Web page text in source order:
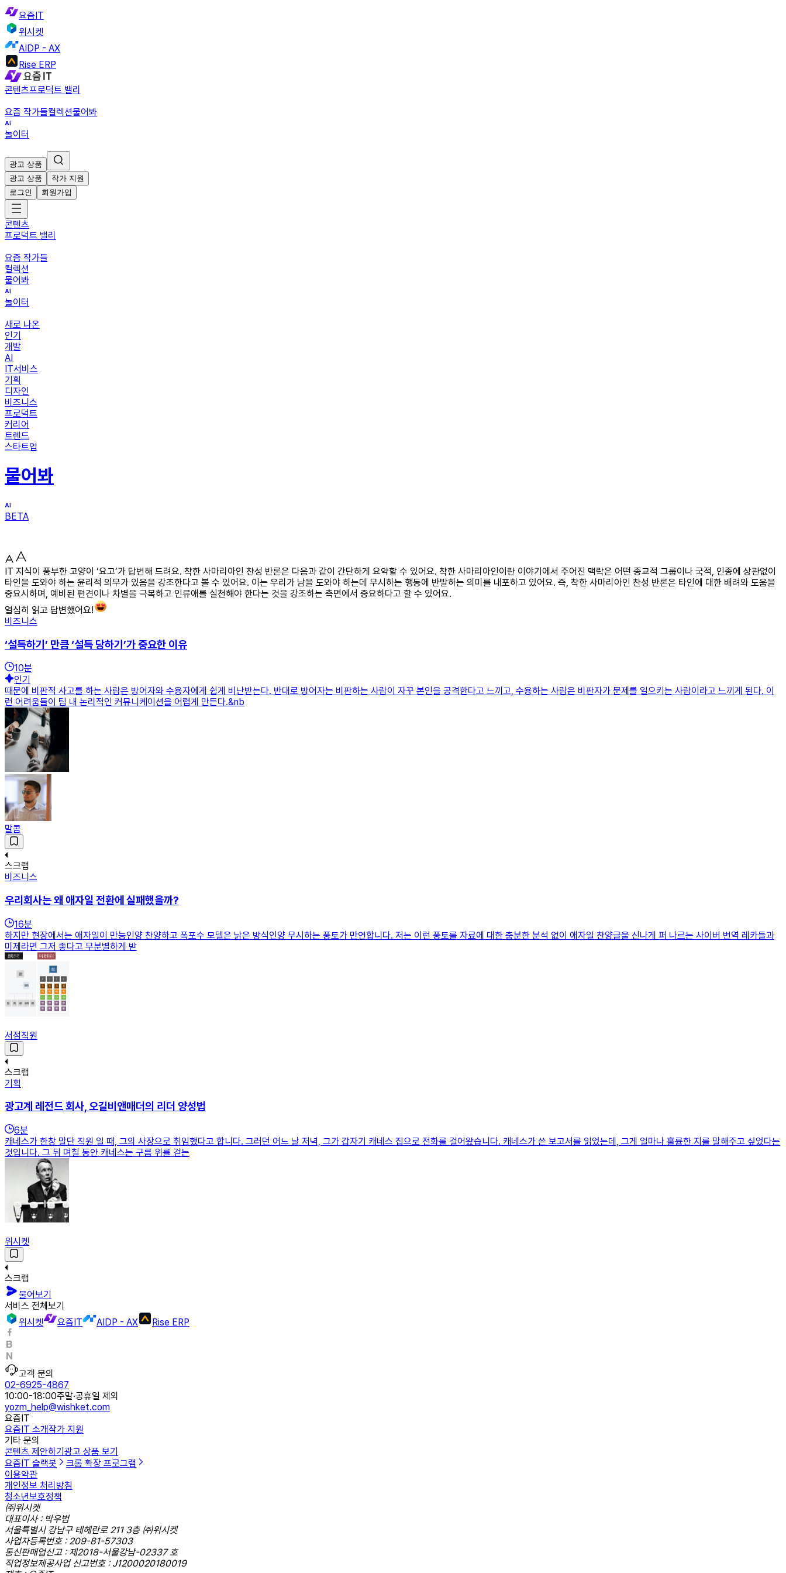
요즘IT
위시켓
AIDP - AX
Rise ERP
콘텐츠프로덕트 밸리
요즘 작가들컬렉션물어봐
놀이터
광고 상품
광고 상품
작가 지원
로그인
회원가입
콘텐츠
프로덕트 밸리
요즘 작가들
컬렉션
물어봐
놀이터
새로 나온
인기
개발
AI
IT서비스
기획
디자인
비즈니스
프로덕트
커리어
트렌드
스타트업
물어봐
BETA
IT 지식이 풍부한 고양이 ‘요고’가 답변해 드려요. 착한 사마리아인 찬성 반론은 다음과 같이 간단하게 요약할 수 있어요. 착한 사마리아인이란 이야기에서 주어진 맥락은 어떤 종교적 그룹이나 국적, 인종에 상관없이
타인을 도와야 하는 윤리적 의무가 있음을 강조한다고 볼 수 있어요. 이는 우리가 남을 도와야 하는데 무시하는 행동에 반발하는 의미를 내포하고 있어요. 즉, 착한 사마리아인 찬성 반론은 타인에 대한 배려와 도움을
중요시하며, 예비된 편견이나 차별을 극복하고 인류애를 실천해야 한다는 것을 강조하는 측면에서 중요하다고 할 수 있어요.
열심히 읽고 답변했어요!
비즈니스
‘설득하기’ 만큼 ‘설득 당하기’가 중요한 이유
10분
인기
때문에 비판적 사고를 하는 사람은 방어자와 수용자에게 쉽게 비난받는다. 반대로 방어자는 비판하는 사람이 자꾸 본인을 공격한다고 느끼고, 수용하는 사람은 비판자가 문제를 일으키는 사람이라고 느끼게 된다. 이
런 어려움들이 팀 내 논리적인 커뮤니케이션을 어렵게 만든다.&nb
말콤
스크랩
비즈니스
우리회사는 왜 애자일 전환에 실패했을까?
16분
하지만 현장에서는 애자일이 만능인양 찬양하고 폭포수 모델은 낡은 방식인양 무시하는 풍토가 만연합니다. 저는 이런 풍토를 자료에 대한 충분한 분석 없이 애자일 찬양글을 신나게 퍼 나르는 사이버 번역 레카들과
미제라면 그저 좋다고 무분별하게 받
서점직원
스크랩
기획
광고계 레전드 회사, 오길비앤매더의 리더 양성법
6분
캐네스가 한창 말단 직원 일 때, 그의 사장으로 취임했다고 합니다. 그러던 어느 날 저녁, 그가 갑자기 캐네스 집으로 전화를 걸어왔습니다. 캐네스가 쓴 보고서를 읽었는데, 그게 얼마나 훌륭한 지를 말해주고 싶었다는
것입니다. 그 뒤 며칠 동안 캐네스는 구름 위를 걷는
위시켓
스크랩
물어보기
서비스 전체보기
위시켓
요즘IT AIDP - AX Rise ERP
고객 문의
02-6925-4867
10:00-18:00주말·공휴일 제외
yozm_help@wishket.com
요즘IT
요즘IT 소개작가 지원
기타 문의
콘텐츠 제안하기 광고 상품 보기
요즘IT 슬랙봇
크롬 확장 프로그램
이용약관
개인정보 처리방침
청소년보호정책
㈜위시켓
대표이사 : 박우범
서울특별시 강남구 테헤란로 211 3층 ㈜위시켓
사업자등록번호 : 209-81-57303
통신판매업신고 : 제2018-서울강남-02337 호
직업정보제공사업 신고번호 : J1200020180019